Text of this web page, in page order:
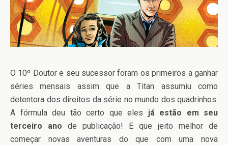
O 10º Doutor e seu sucessor foram os primeiros a ganhar
séries mensais assim que a Titan assumiu como
detentora dos direitos da série no mundo dos quadrinhos.
A fórmula deu tão certo que eles já estão em seu
terceiro ano de publicação! E que jeito melhor de
começar novas aventuras do que com uma nova